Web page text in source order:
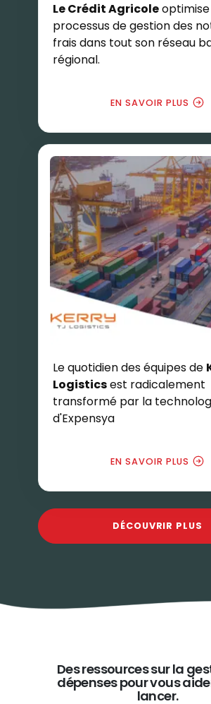
Le Crédit Agricoleoptimise
processus de gestion des
frais dans tout son réseau
régional.
EN SAVOIR PLUS
Le quotidien des équipes de
Logisticsest radicalement
transformé par la
d'Expensya
EN SAVOIR PLUS
DÉCOUVRIR PLUS
Des ressources sur la
dépenses pour vous
lancer.